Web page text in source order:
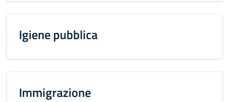
Igiene pubblica
Immigrazione